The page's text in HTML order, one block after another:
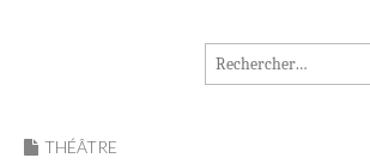
MADININ'ART
Rechercher :
THÉÂTRE